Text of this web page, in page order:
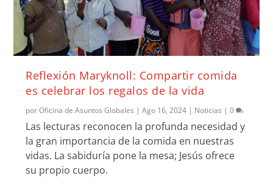
Reflexión Maryknoll: Compartir comida
es celebrar los regalos de la vida
porOficina de Asuntos Globales |Ago 16, 2024 | Noticias |0
Las lecturas reconocen la profunda necesidad y
la gran importancia de la comida en nuestras
vidas. La sabiduría pone la mesa; Jesús ofrece
su propio cuerpo.